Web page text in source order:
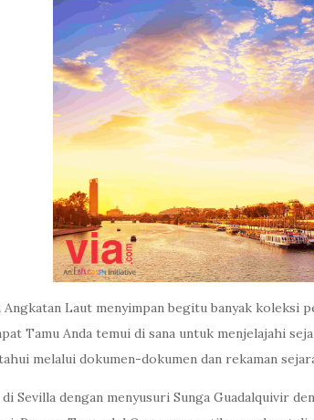
Laut menyimpan begitu banyak koleksi
Tamu Anda temui di sana untuk menjelajahi
melalui dokumen-dokumen dan rekaman
Sevilla dengan menyusuri Sunga Guadalquivir